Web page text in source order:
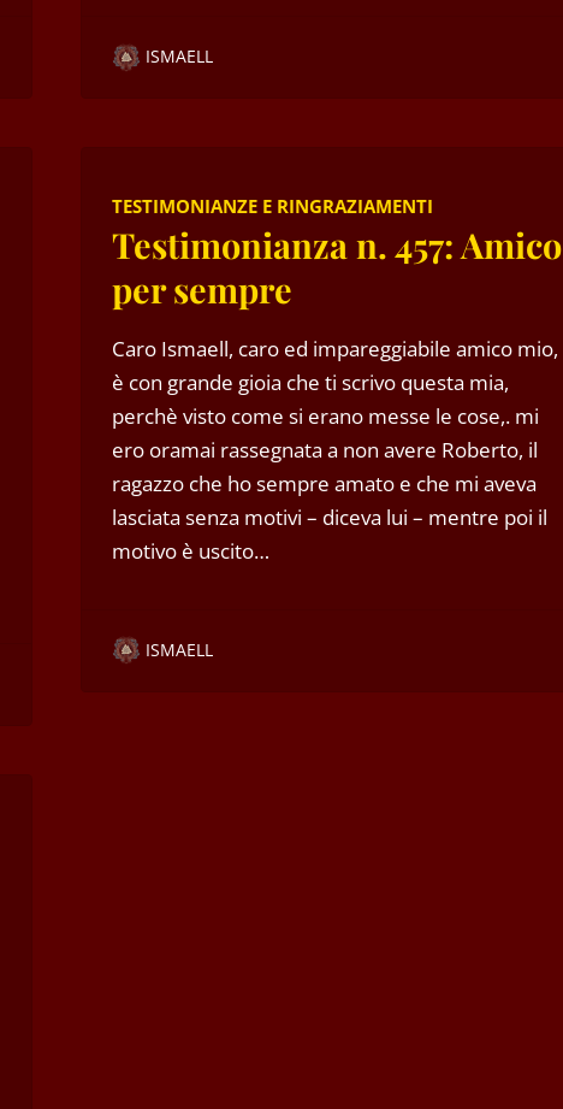
ISMAELL
TESTIMONIANZE E RINGRAZIAMENTI
Testimonianza n. 457: Amico
per sempre
Caro Ismaell, caro ed impareggiabile amico mio,
è con grande gioia che ti scrivo questa mia,
perchè visto come si erano messe le cose,. mi
ero oramai rassegnata a non avere Roberto, il
ragazzo che ho sempre amato e che mi aveva
lasciata senza motivi – diceva lui – mentre poi il
motivo è uscito…
ISMAELL